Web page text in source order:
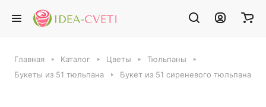
Главная Каталог Цветы
Тюльпаны
Букеты из 51 тюльпана
Букет из 51 сиреневого тюльпана